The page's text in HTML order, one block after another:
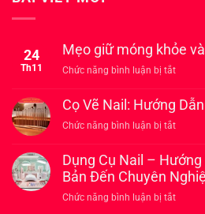
24
Th11
Mẹo giữ móng khỏe
Chức năng bình luận bị tắtở
giữ
khỏe
đẹp
Cọ Vẽ Nail: Hướng
Chức năng bình luận bị tắtở
Vẽ
Nail:
Hướng
Dẫn
Dụng Cụ Nail –
Bản Đến Chuyên
Chức năng bình luận bị tắtở